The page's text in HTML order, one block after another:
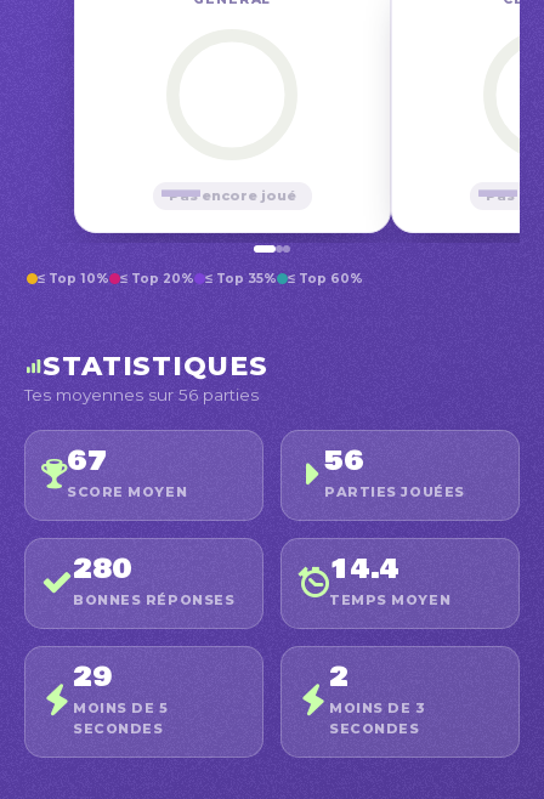
—
Pas encore joué —
Pas
≤ Top 10% ≤ Top 20% ≤ Top 35% ≤ Top 60%
STATISTIQUES
Tes moyennes sur 56 parties
67
SCORE MOYEN
56
PARTIES JOUÉES
280
BONNES RÉPONSES
14.4
TEMPS MOYEN
29
MOINS DE 5
SECONDES
2
MOINS DE 3
SECONDES